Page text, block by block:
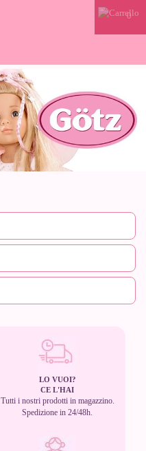
0
LO VUOI?
CE L'HAI
Tutti i nostri prodotti in magazzino.
Spedizione in 24/48h.